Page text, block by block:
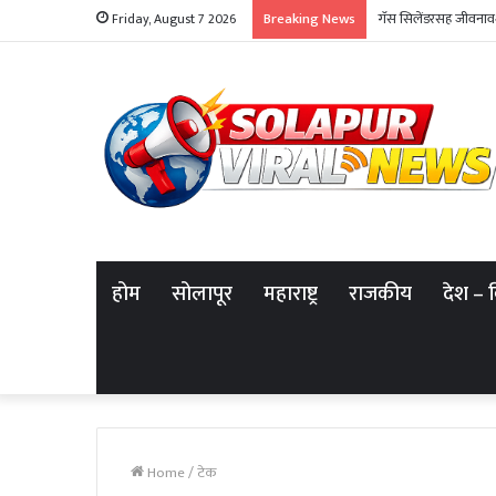
Friday, August 7 2026 Breaking News गॅस सिलेंडरसह
होम सोलापूर महाराष्ट्र राजकीय देश –
Home/टेक